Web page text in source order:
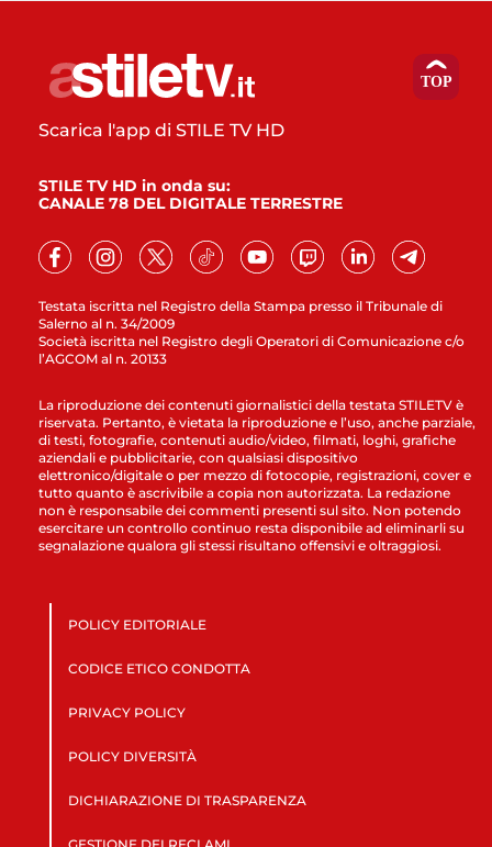
Testata iscritta nel Registro della Stampa presso il Tribunale di
Salerno al n. 34/2009
Società iscritta nel Registro degli Operatori di Comunicazione c/o
l’AGCOM al n. 20133
Scarica l'app di STILE TV HD
STILE TV HD in onda su:
CANALE 78 DEL DIGITALE TERRESTRE
La riproduzione dei contenuti giornalistici della testata STILETV è
riservata. Pertanto, è vietata la riproduzione e l’uso, anche parziale,
di testi, fotografie, contenuti audio/video, filmati, loghi, grafiche
aziendali e pubblicitarie, con qualsiasi dispositivo
elettronico/digitale o per mezzo di fotocopie, registrazioni, cover e
tutto quanto è ascrivibile a copia non autorizzata. La redazione
non è responsabile dei commenti presenti sul sito. Non potendo
esercitare un controllo continuo resta disponibile ad eliminarli su
segnalazione qualora gli stessi risultano offensivi e oltraggiosi.
POLICY EDITORIALE
CODICE ETICO CONDOTTA
PRIVACY POLICY
POLICY DIVERSITÀ
DICHIARAZIONE DI TRASPARENZA